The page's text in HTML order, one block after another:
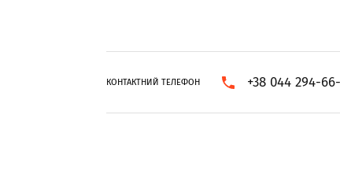
КОНТАКТНИЙ ТЕЛЕФОН +38 044 294-